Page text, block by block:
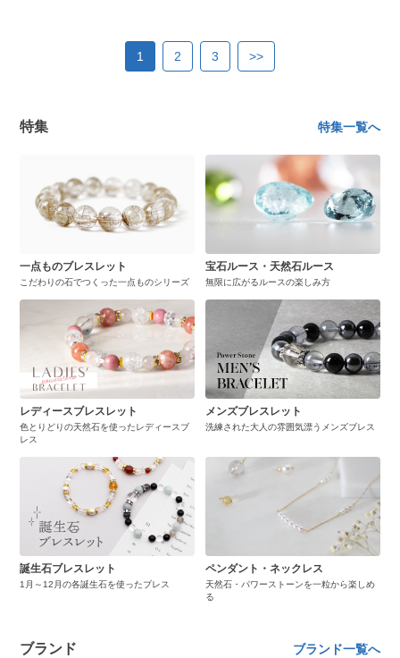
1 2 3 >>
特集 特集一覧へ
一点ものブレスレット
こだわりの石でつくった一点ものシリーズ
宝石ルース・天然石ルース
無限に広がるルースの楽しみ方
レディースブレスレット
色とりどりの天然石を使ったレディースブ
レス
メンズブレスレット
洗練された大人の雰囲気漂うメンズブレス
誕生石ブレスレット
1月～12月の各誕生石を使ったブレス
ペンダント・ネックレス
天然石・パワーストーンを一粒から楽しめ
る
ブランド ブランド一覧へ